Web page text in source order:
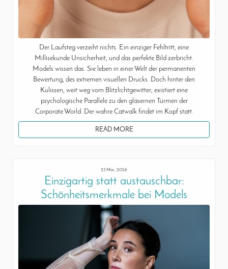
Der Laufsteg verzeiht nichts. Ein einziger Fehltritt, eine
Millisekunde Unsicherheit, und das perfekte Bild zerbricht.
Models wissen das. Sie leben in einer Welt der permanenten
Bewertung, des extremen visuellen Drucks. Doch hinter den
Kulissen, weit weg vom Blitzlichtgewitter, existiert eine
psychologische Parallele zu den gläsernen Türmen der
Corporate World. Der wahre Catwalk findet im Kopf statt.
READ MORE
23 Mar, 2026
Einzigartig statt austauschbar:
Schönheitsmerkmale bei Models